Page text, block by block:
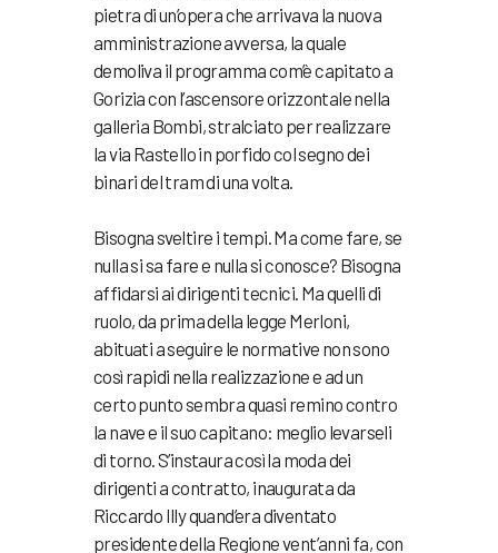
pietra di un’opera che arrivava la nuova
amministrazione avversa, la quale
demoliva il programma com’è capitato a
Gorizia con l’ascensore orizzontale nella
galleria Bombi, stralciato per realizzare
la via Rastello in porfido col segno dei
binari del tram di una volta.
Bisogna sveltire i tempi. Ma come fare, se
nulla si sa fare e nulla si conosce? Bisogna
affidarsi ai dirigenti tecnici. Ma quelli di
ruolo, da prima della legge Merloni,
abituati a seguire le normative non sono
così rapidi nella realizzazione e ad un
certo punto sembra quasi remino contro
la nave e il suo capitano: meglio levarseli
di torno. S’instaura così la moda dei
dirigenti a contratto, inaugurata da
Riccardo Illy quand’era diventato
presidente della Regione vent’anni fa, con